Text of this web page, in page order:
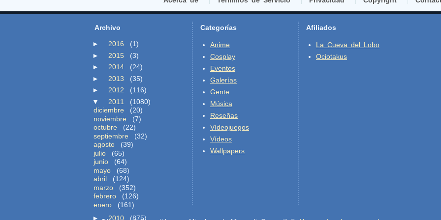
Archivo
► 2016
(1)
►
2015
(3)
►
2014
(24)
►
2013
(35)
►
2012
(116)
▼
2011
(1080)
diciembre
(20)
noviembre
(7)
octubre
(22)
septiembre
(32)
agosto
(39)
julio
(65)
junio
(64)
mayo
(68)
abril
(124)
marzo
(352)
febrero
(126)
enero
(161)
► 2010 (875)
Categorías
Anime
Cosplay
Eventos
Galerías
Gente
Música
Reseñas
Vídeojuegos
Vídeos
Wallpapers
Afiliados
La Cueva del Lobo
Ociotakus